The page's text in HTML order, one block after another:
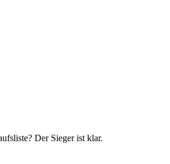
Der Sieger ist klar.